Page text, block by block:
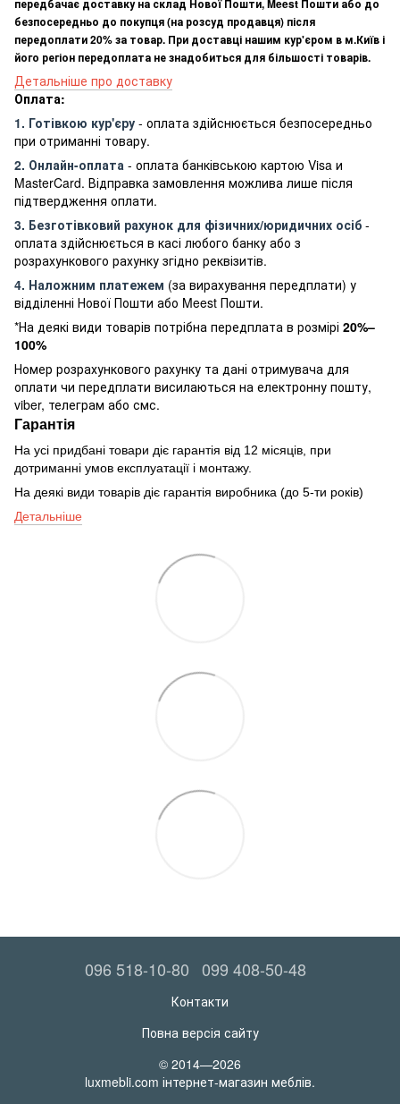
безпосередньо до покупця (на розсуд продавця) після
передоплати 20% за товар. При доставці нашим кур'єром в м.Київ і
його регіон передоплата не знадобиться для більшості товарів.
Детальніше про доставку
Оплата:
1. Готівкою кур'єру - оплата здійснюється безпосередньо
при отриманні товару.
2. Онлайн-оплата - оплата банківською картою Visa и
MasterCard. Відправка замовлення можлива лише після
підтвердження оплати.
3. Безготівковий рахунок для фізичних/юридичних осіб -
оплата здійснюється в касі любого банку або з
розрахункового рахунку згідно реквізитів.
4. Наложним платежем (за вирахування передплати) у
відділенні Нової Пошти або Meest Пошти.
*На деякі види товарів потрібна передплата в розмірі 20%–
100%
Номер розрахункового рахунку та дані отримувача для
оплати чи передплати висилаються на електронну пошту,
viber, телеграм або смс.
Гарантія
На усі придбані товари діє гарантія від 12 місяців, при
дотриманні умов експлуатації і монтажу.
На деякі види товарів діє гарантія виробника (до 5-ти років)
Детальніше
096 518-10-80 099 408-50-48
Контакти
Повна версія сайту
© 2014—2026
luxmebli.com інтернет-магазин меблів.